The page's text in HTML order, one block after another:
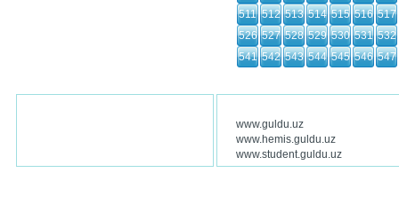
511 512 513 514 515 516 517
526 527 528 529 530 531 532
541 542 543 544 545 546 547
www.guldu.uz
www.hemis.guldu.uz
www.student.guldu.uz